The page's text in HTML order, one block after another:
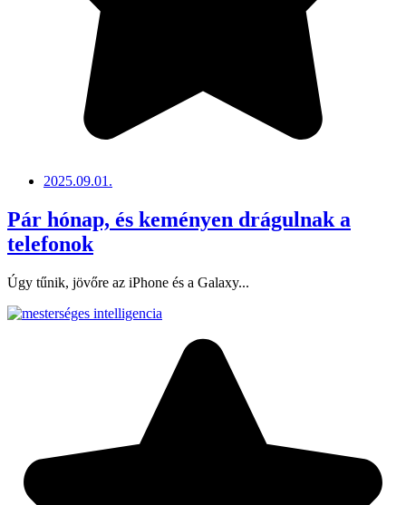
2025.09.01.
Pár hónap, és keményen drágulnak a
telefonok
Úgy tűnik, jövőre az iPhone és a Galaxy...